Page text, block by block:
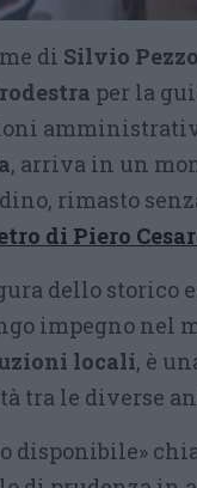
di Silvio
per la
, arriva in un
rimasto
di Piero
dello storico
impegno nel
locali, è
tra le diverse
disponibile»